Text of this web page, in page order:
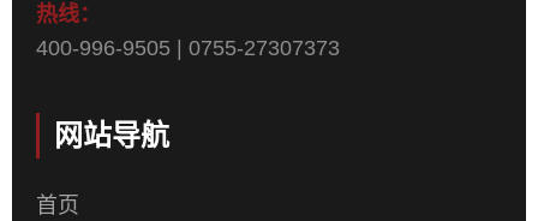
热线：
400-996-9505 | 0755-27307373
网站导航
首页